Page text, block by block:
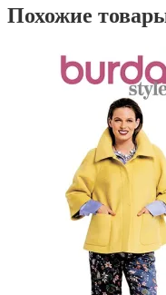
Похожие